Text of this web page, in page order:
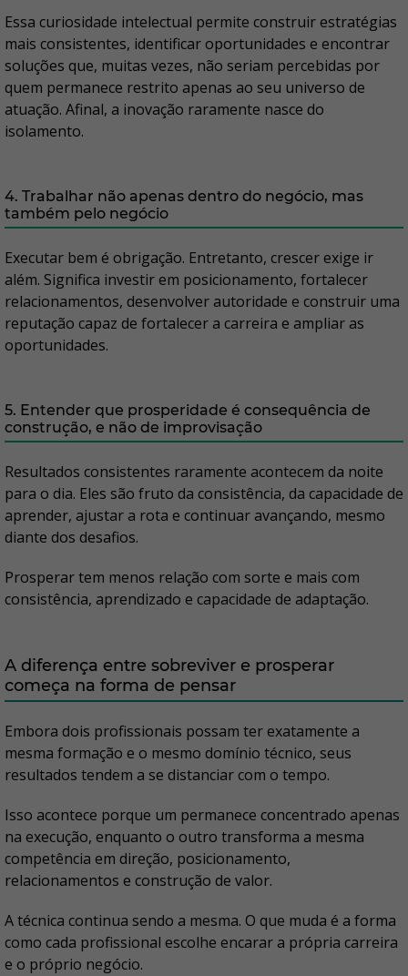
Essa curiosidade intelectual permite construir estratégias
mais consistentes, identificar oportunidades e encontrar
soluções que, muitas vezes, não seriam percebidas por
quem permanece restrito apenas ao seu universo de
atuação. Afinal, a inovação raramente nasce do
isolamento.
4. Trabalhar não apenas dentro do negócio, mas
também pelo negócio
Executar bem é obrigação. Entretanto, crescer exige ir
além. Significa investir em posicionamento, fortalecer
relacionamentos, desenvolver autoridade e construir uma
reputação capaz de fortalecer a carreira e ampliar as
oportunidades.
5. Entender que prosperidade é consequência de
construção, e não de improvisação
Resultados consistentes raramente acontecem da noite
para o dia. Eles são fruto da consistência, da capacidade de
aprender, ajustar a rota e continuar avançando, mesmo
diante dos desafios.
Prosperar tem menos relação com sorte e mais com
consistência, aprendizado e capacidade de adaptação.
A diferença entre sobreviver e prosperar
começa na forma de pensar
Embora dois profissionais possam ter exatamente a
mesma formação e o mesmo domínio técnico, seus
resultados tendem a se distanciar com o tempo.
Isso acontece porque um permanece concentrado apenas
na execução, enquanto o outro transforma a mesma
competência em direção, posicionamento,
relacionamentos e construção de valor.
A técnica continua sendo a mesma. O que muda é a forma
como cada profissional escolhe encarar a própria carreira
e o próprio negócio.